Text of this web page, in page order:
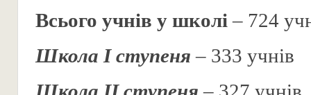
Всього учнів у школі – 724
Школа І ступеня – 333 учнів